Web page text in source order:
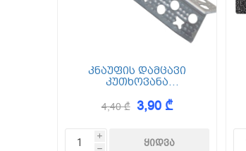
კნაუფის დამცავი
კუთხოვანა
4,40 ₾ 3,90 ₾
i
h